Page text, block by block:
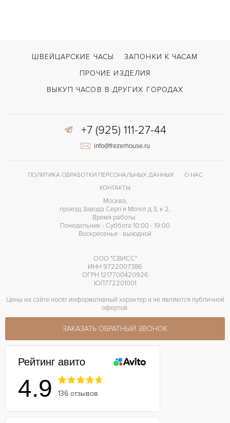
Застежка с помощью шипа
ШВЕЙЦАРСКИЕ ЧАСЫ
ЗАПОНКИ К ЧАСАМ
ПРОЧИЕ ИЗДЕЛИЯ
ВЫКУП ЧАСОВ В ДРУГИХ ГОРОДАХ
+7 (925) 111-27-44
info@frezerhouse.ru
ПОЛИТИКА ОБРАБОТКИ ПЕРСОНАЛЬНЫХ ДАННЫХ
О НАС
КОНТАКТЫ
Москва,
проезд Завода Серп и Молот д 3, к 2,
Время работы:
Понедельник - Суббота 10:00 - 19:00
Воскресенье - выходной
ООО "СВИСС"
ИНН 9722007386
ОГРН 1217700420926
ЮЛ772201001
Цены на сайте носят информативный характер и не являются публичной
офертой.
ЗАКАЗАТЬ ОБРАТНЫЙ ЗВОНОК
Рейтинг авито
4.9 136 отзывов